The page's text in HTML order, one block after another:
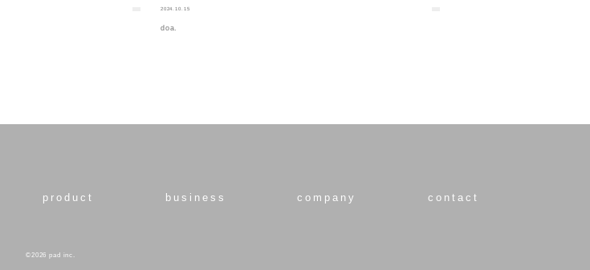
2024.10.15
doa.
product business company contact
©2026 pad inc.